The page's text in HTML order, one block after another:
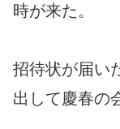
時が来た。
招待状が届い
出して慶春の